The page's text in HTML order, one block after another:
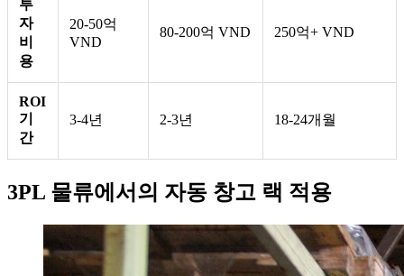
투
자
비
용
20-50억
VND
80-200억 VND 250억+ VND
ROI
기
간
3-4년 2-3년 18-24개월
3PL 물류에서의 자동 창고 랙 적용